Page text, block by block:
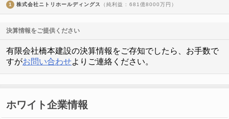
1 株式会社ニトリホールディングス （純利益 : 681億8000万円）
決算情報をご提供ください
有限会社橋本建設の決算情報をご存知でしたら、お手数で
すがお問い合わせよりご連絡ください。
ホワイト企業情報